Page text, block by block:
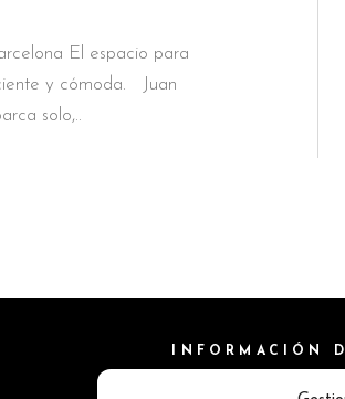
El espacio para
y cómoda. Juan
solo,
INFORMACIÓN
Política de Cookies